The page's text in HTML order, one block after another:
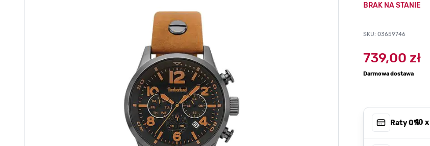
BRAK NA STANIE
SKU: 03659746
739,00 zł
Darmowa dostawa
Raty 0%, 10 x